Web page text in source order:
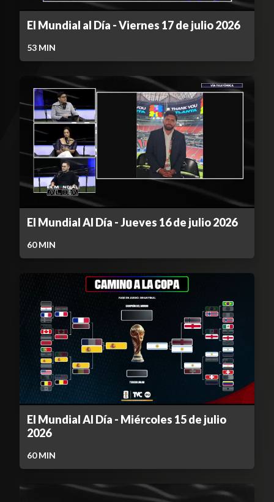
El Mundial al Día - Viernes 17 de julio 2026
53 MIN
El Mundial Al Día - Jueves 16 de julio 2026
60MIN
El Mundial Al Día - Miércoles 15 de julio
2026
60MIN